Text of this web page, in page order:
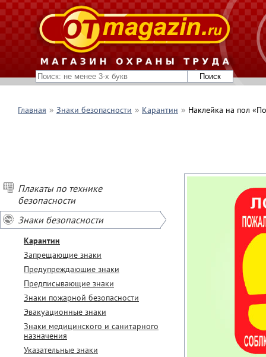
Главная Знаки безопасности Карантин Наклейка на пол
Плакаты по технике
безопасности
Знаки безопасности
Карантин
Запрещающие знаки
Предупреждающие знаки
Предписывающие знаки
Знаки пожарной безопасности
Эвакуационные знаки
Знаки медицинского и санитарного
назначения
Указательные знаки